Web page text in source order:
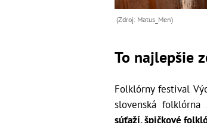
(Zdroj: Matus_Men)
To najlepšie
Folklórny festival
slovenská folklórna
súťaží, špičkové